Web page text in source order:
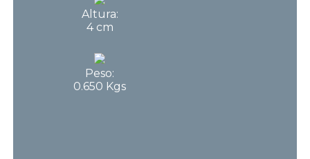
Altura:
4 cm
Peso:
0.650 Kgs